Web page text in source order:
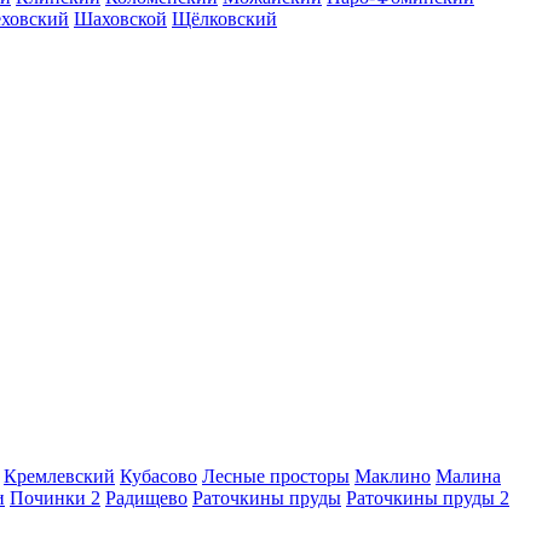
Шаховской Щёлковский
Кремлевский Кубасово Лесные просторы Маклино Малина
Починки 2 Радищево Раточкины пруды Раточкины пруды 2